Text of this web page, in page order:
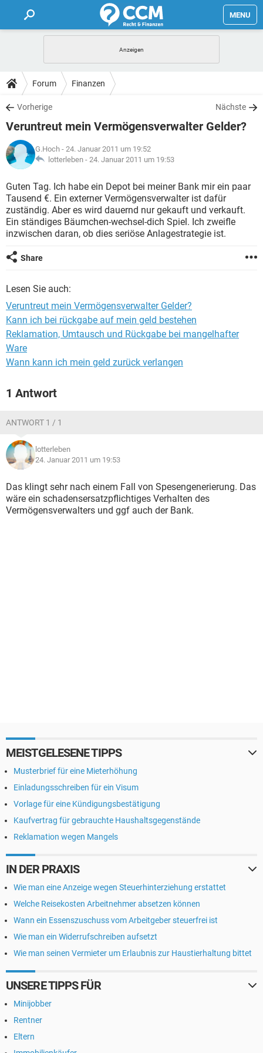
MENU
FORUM
TIPPS
Forum Finanzen
Vorherige Nächste
Veruntreut mein Vermögensverwalter Gelder?
G.Hoch - 24. Januar 2011 um 19:52
lotterleben - 24. Januar 2011 um 19:53
Guten Tag. Ich habe ein Depot bei meiner Bank mir ein paar
Tausend €. Ein externer Vermögensverwalter ist dafür
zuständig. Aber es wird dauernd nur gekauft und verkauft.
Ein ständiges Bäumchen-wechsel-dich Spiel. Ich zweifle
inzwischen daran, ob dies seriöse Anlagestrategie ist.
Share
Lesen Sie auch:
Veruntreut mein Vermögensverwalter Gelder?
Kann ich bei rückgabe auf mein geld bestehen
Reklamation, Umtausch und Rückgabe bei mangelhafter
Ware
Wann kann ich mein geld zurück verlangen
1 Antwort
ANTWORT 1 / 1
lotterleben
24. Januar 2011 um 19:53
Das klingt sehr nach einem Fall von Spesengenerierung. Das
wäre ein schadensersatzpflichtiges Verhalten des
Vermögensverwalters und ggf auch der Bank.
MEISTGELESENE TIPPS
Musterbrief für eine Mieterhöhung
Einladungsschreiben für ein Visum
Vorlage für eine Kündigungsbestätigung
Kaufvertrag für gebrauchte Haushaltsgegenstände
Reklamation wegen Mangels
IN DER PRAXIS
Wie man eine Anzeige wegen Steuerhinterziehung erstattet
Welche Reisekosten Arbeitnehmer absetzen können
Wann ein Essenszuschuss vom Arbeitgeber steuerfrei ist
Wie man ein Widerrufschreiben aufsetzt
Wie man seinen Vermieter um Erlaubnis zur Haustierhaltung bittet
UNSERE TIPPS FÜR
Minijobber
Rentner
Eltern